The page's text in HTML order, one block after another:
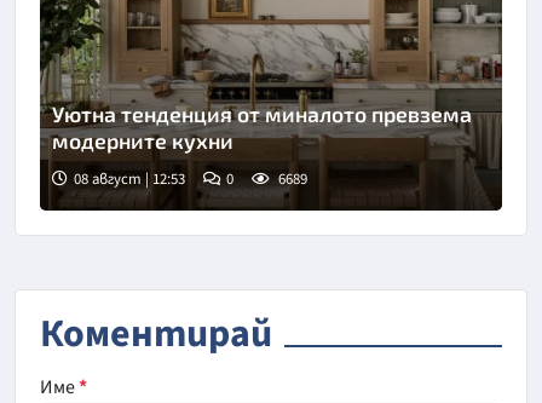
Уютна тенденция от миналото превзема
модерните кухни
08 август | 12:53 0 6689
Коментирай
Име*